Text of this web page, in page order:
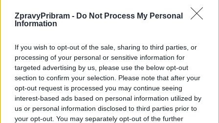
ZpravyPribram - Do Not Process My Personal
Information
If you wish to opt-out of the sale, sharing to third parties, or
processing of your personal or sensitive information for
targeted advertising by us, please use the below opt-out
section to confirm your selection. Please note that after your
opt-out request is processed you may continue seeing
interest-based ads based on personal information utilized by
us or personal information disclosed to third parties prior to
your opt-out. You may separately opt-out of the further
Pohádky do kapsy se vracejí na
příbramské jeviště. Pět známých
pohádek v jednom představení
Průmyslový projekt v Příbrami
získal stavební povolení,
investor chystá moderní halu
SOUVISEJÍCÍ ČLÁNKY
VÍCE OD AUTORA